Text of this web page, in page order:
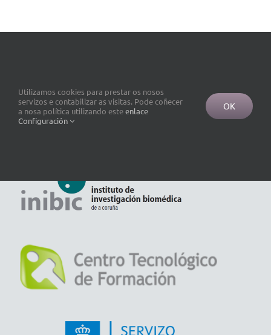
Utilizamos cookies para prestar os nosos
servizos e contabilizar as visitas. Pode coñecer
a nosa política utilizando esteenlace
Configuración
OK